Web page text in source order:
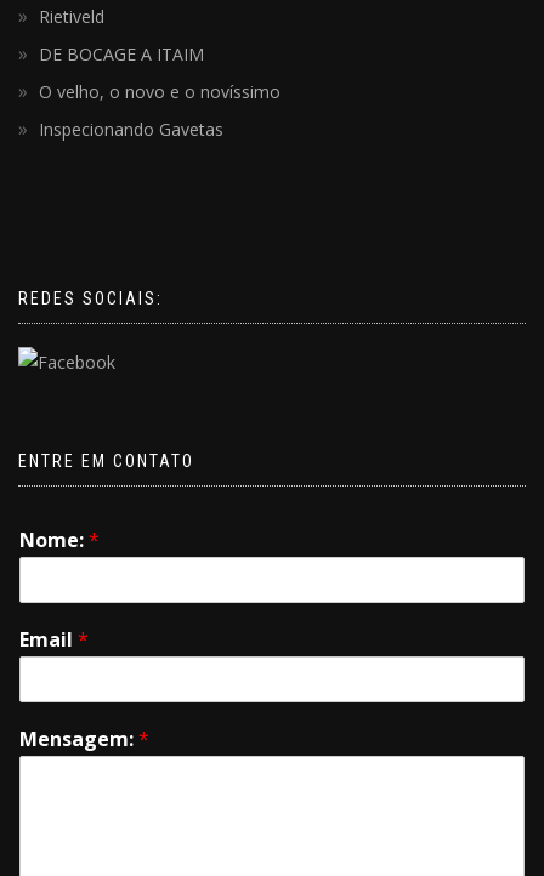
Rietiveld
DE BOCAGE A ITAIM
O velho, o novo e o novíssimo
Inspecionando Gavetas
REDES SOCIAIS:
ENTRE EM CONTATO
Nome:*
Email *
Mensagem:*